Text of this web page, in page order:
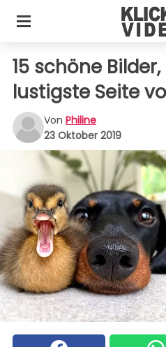
15 schöne
lustigste Seite
Von Philine
23 Oktober 2019